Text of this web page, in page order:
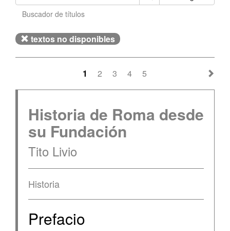
Buscador de títulos
textos no disponibles
1 2 3 4 5
Historia de Roma desde
su Fundación
Tito Livio
Historia
Prefacio